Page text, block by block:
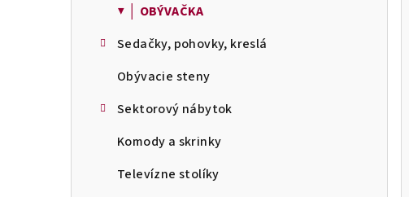
▼ │ OBÝVAČKA
Sedačky, pohovky, kreslá
Obývacie steny
Sektorový nábytok
Komody a skrinky
Televízne stolíky